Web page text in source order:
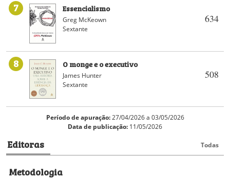
7
634
Essencialismo
Greg McKeown
Sextante
8
508
O monge e o executivo
James Hunter
Sextante
Período de apuração:27/04/2026 a 03/05/2026
Data de publicação: 11/05/2026
Editoras Todas
Metodologia